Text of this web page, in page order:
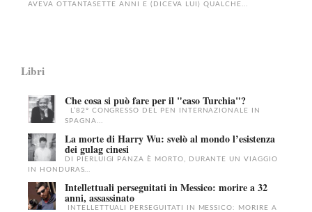
AVEVA OTTANTASETTE ANNI E (DICEVA LUI) QUALCHE...
Libri
Che cosa si può fare per il "caso Turchia"?
L’82° CONGRESSO DEL PEN INTERNAZIONALE IN
SPAGNA...
La morte di Harry Wu: svelò al mondo l’esistenza
dei gulag cinesi
DI PIERLUIGI PANZA È MORTO, DURANTE UN VIAGGIO
IN HONDURAS...
Intellettuali perseguitati in Messico: morire a 32
anni, assassinato
INTELLETTUALI PERSEGUITATI IN MESSICO: MORIRE A